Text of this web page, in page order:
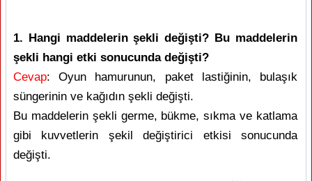
1. Hangi maddelerin şekli değişti? Bu maddelerin
şekli hangi etki sonucunda değişti?
Cevap: Oyun hamurunun, paket lastiğinin, bulaşık
süngerinin ve kağıdın şekli değişti.
Bu maddelerin şekli germe, bükme, sıkma ve katlama
gibi kuvvetlerin şekil değiştirici etkisi sonucunda
değişti.